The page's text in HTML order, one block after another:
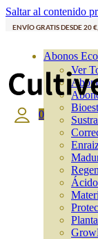
Saltar al contenido
ENVÍO GRATIS DESDE 20
Abonos Eco
Ver
0